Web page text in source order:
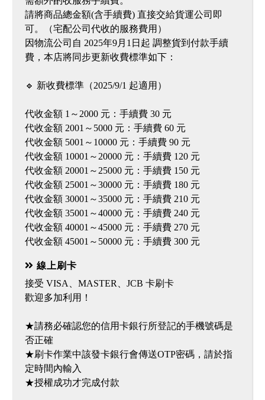
請將商品總金額(含手續費) 直接交給貨運公司即
可。（宅配公司代收的服務費用）
因物流公司自 2025年9月1日起 調整貨到付款手續
費，本店將同步更新收費標準如下：
🔹 新收費標準（2025/9/1 起適用）
代收金額 1～2000 元：手續費 30 元
代收金額 2001～5000 元：手續費 60 元
代收金額 5001～10000 元：手續費 90 元
代收金額 10001～20000 元：手續費 120 元
代收金額 20001～25000 元：手續費 150 元
代收金額 25001～30000 元：手續費 180 元
代收金額 30001～35000 元：手續費 210 元
代收金額 35001～40000 元：手續費 240 元
代收金額 40001～45000 元：手續費 270 元
線上刷卡
接受 VISA、MASTER、JCB 卡刷卡
歡迎多加利用！
★請務必確認您的信用卡銀行所登記的手機號碼是
否正確
★刷卡作業中該發卡銀行會傳送OTP密碼，請於指
定時間內輸入
★授權成功才完成付款